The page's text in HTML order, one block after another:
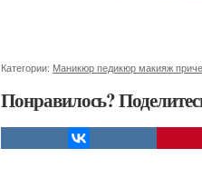
Категории: Маникюр педикюр макияж
Понравилось?